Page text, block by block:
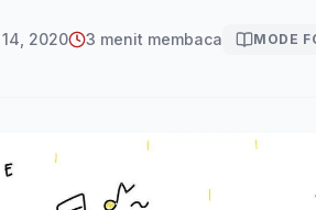
2020 3 menit membaca MODE